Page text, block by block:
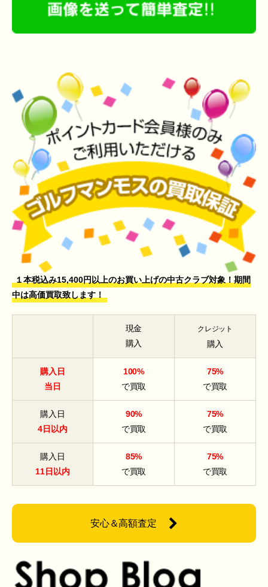
１本税込み15,400円以上のお買い上げの中古クラブ対象！期間
中は高価買取致します！
現金
購入
クレジット
購入
購入日
当日
100%
で買取
75%
で買取
購入日
4日以内
90%
で買取
75%
で買取
購入日
11日以内
85%
で買取
75%
で買取
安心＆高額査定